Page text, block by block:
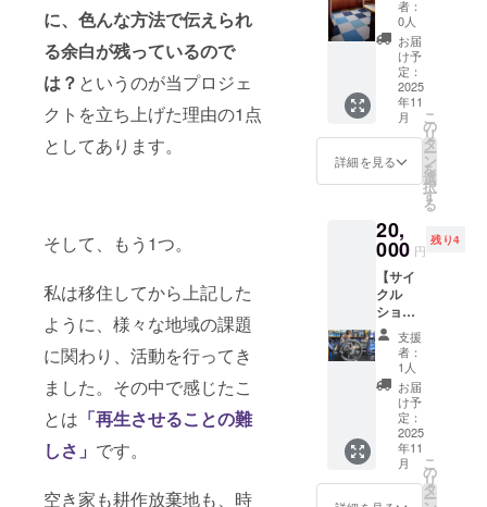
に、色んな方法で伝えられ
る余白が残っているので
は？ というのが当プロジェ
クトを立ち上げた理由の1点
としてあります。
そして、もう1つ。
私は移住してから上記した
ように、様々な地域の課題
に関わり、活動を行ってき
ました。その中で感じたこ
とは 「再生させることの難
しさ」 です。
空き家も耕作放棄地も、時
商品の
ラベル
に表記
されま
す。商
品開封
前には
必ずお
届けの
たラベ
ルや注
意書き
をご確
認くだ
さい
ケッ
ト】 1
泊（素
泊ま
り）分
の宿泊
チケッ
トを
メール
でお届
け！ ・
限：
2025年
10月か
ら2026
年3月末
まで
者：
0人
お届
け予
定：
2025
年11
月
詳細を見る
こ
の
リ
タ
ー
ン
を
選
択
す
る
20,
000 円
残り4
【サイ
クル
ショッ
プ虻徳
自転車
フルメ
ンテ
券】 秋
田県大
館市の
「サイ
クル
ショッ
プ虻
支援
者：
1人
お届
け予
定：
2025
年11
月
こ
の
リ
タ
ー